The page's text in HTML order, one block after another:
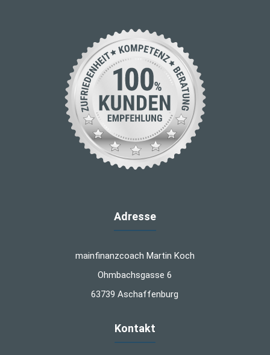
Adresse
mainfinanzcoach Martin Koch
Ohmbachsgasse 6
63739 Aschaffenburg
Kontakt